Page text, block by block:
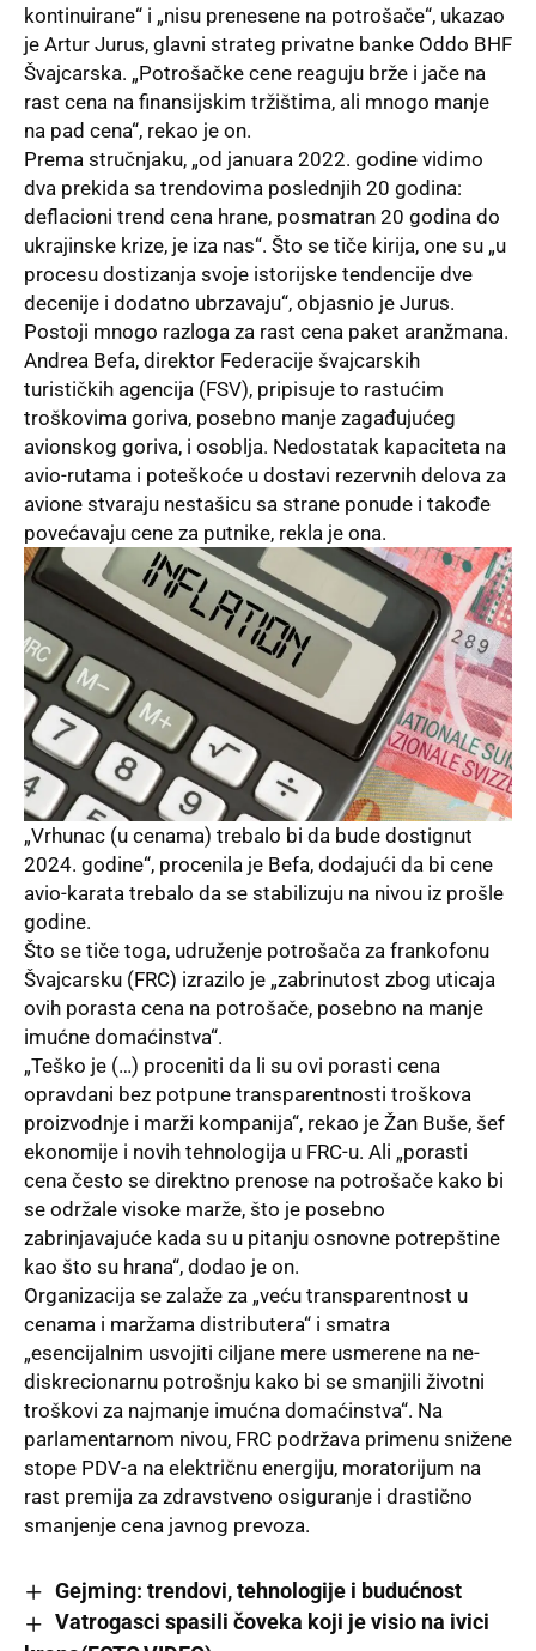
kontinuirane“ i „nisu prenesene na potrošače“, ukazao
je Artur Jurus, glavni strateg privatne banke Oddo BHF
Švajcarska. „Potrošačke cene reaguju brže i jače na
rast cena na finansijskim tržištima, ali mnogo manje
na pad cena“, rekao je on.
Prema stručnjaku, „od januara 2022. godine vidimo
dva prekida sa trendovima poslednjih 20 godina:
deflacioni trend cena hrane, posmatran 20 godina do
ukrajinske krize, je iza nas“. Što se tiče kirija, one su „u
procesu dostizanja svoje istorijske tendencije dve
decenije i dodatno ubrzavaju“, objasnio je Jurus.
Postoji mnogo razloga za rast cena paket aranžmana.
Andrea Befa, direktor Federacije švajcarskih
turističkih agencija (FSV), pripisuje to rastućim
troškovima goriva, posebno manje zagađujućeg
avionskog goriva, i osoblja. Nedostatak kapaciteta na
avio-rutama i poteškoće u dostavi rezervnih delova za
avione stvaraju nestašicu sa strane ponude i takođe
povećavaju cene za putnike, rekla je ona.
„Vrhunac (u cenama) trebalo bi da bude dostignut
2024. godine“, procenila je Befa, dodajući da bi cene
avio-karata trebalo da se stabilizuju na nivou iz prošle
godine.
Što se tiče toga, udruženje potrošača za frankofonu
Švajcarsku (FRC) izrazilo je „zabrinutost zbog uticaja
ovih porasta cena na potrošače, posebno na manje
imućne domaćinstva“.
„Teško je (…) proceniti da li su ovi porasti cena
opravdani bez potpune transparentnosti troškova
proizvodnje i marži kompanija“, rekao je Žan Buše, šef
ekonomije i novih tehnologija u FRC-u. Ali „porasti
cena često se direktno prenose na potrošače kako bi
se održale visoke marže, što je posebno
zabrinjavajuće kada su u pitanju osnovne potrepštine
kao što su hrana“, dodao je on.
Organizacija se zalaže za „veću transparentnost u
cenama i maržama distributera“ i smatra
„esencijalnim usvojiti ciljane mere usmerene na ne-
diskrecionarnu potrošnju kako bi se smanjili životni
troškovi za najmanje imućna domaćinstva“. Na
parlamentarnom nivou, FRC podržava primenu snižene
stope PDV-a na električnu energiju, moratorijum na
rast premija za zdravstveno osiguranje i drastično
smanjenje cena javnog prevoza.
Gejming: trendovi, tehnologije i budućnost
Vatrogasci spasili čoveka koji je visio na ivici